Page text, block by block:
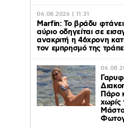
06.08.2026 | 11:31
Marfin: Το βράδυ
αύριο οδηγείται σε
ανακριτή η 46χρονη
τον εμπρησμό της
Πάρο
χωρίς